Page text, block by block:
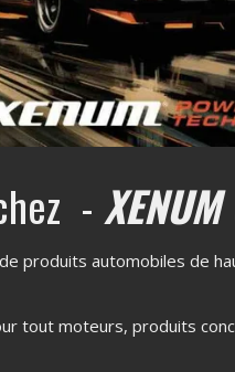
-
produits automobiles de
tout moteurs, produits